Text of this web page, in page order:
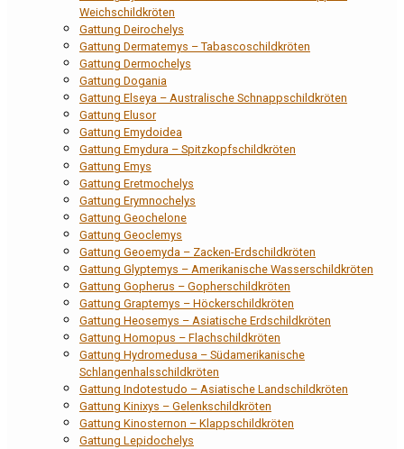
Weichschildkröten
Gattung Deirochelys
Gattung Dermatemys – Tabascoschildkröten
Gattung Dermochelys
Gattung Dogania
Gattung Elseya – Australische Schnappschildkröten
Gattung Elusor
Gattung Emydoidea
Gattung Emydura – Spitzkopfschildkröten
Gattung Emys
Gattung Eretmochelys
Gattung Erymnochelys
Gattung Geochelone
Gattung Geoclemys
Gattung Geoemyda – Zacken-Erdschildkröten
Gattung Glyptemys – Amerikanische Wasserschildkröten
Gattung Gopherus – Gopherschildkröten
Gattung Graptemys – Höckerschildkröten
Gattung Heosemys – Asiatische Erdschildkröten
Gattung Homopus – Flachschildkröten
Gattung Hydromedusa – Südamerikanische
Schlangenhalsschildkröten
Gattung Indotestudo – Asiatische Landschildkröten
Gattung Kinixys – Gelenkschildkröten
Gattung Kinosternon – Klappschildkröten
Gattung Lepidochelys